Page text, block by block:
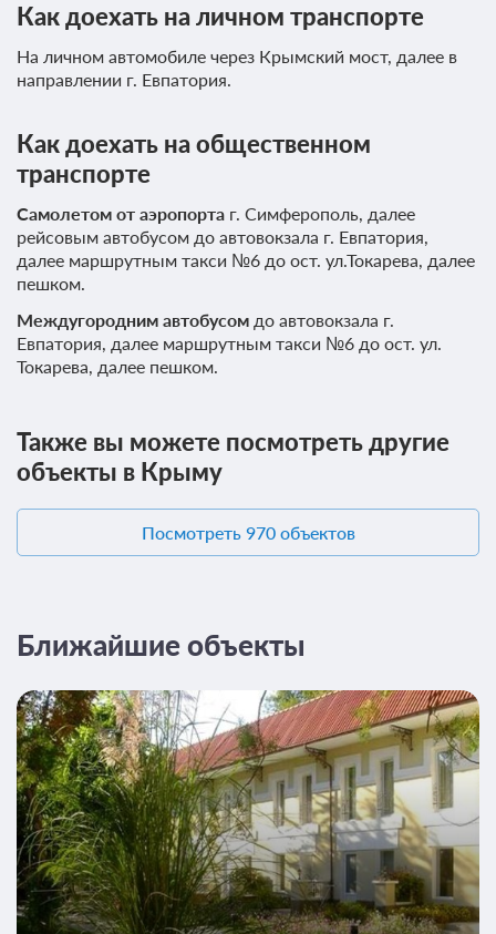
от 8 300
ЗА НОЧЬ ДЛЯ 1 ГОСТЯ
всего 4 предложения
Полулюкс 2-местный
Трехразовое питание (шведский стол)
Забронировать
Как доехать на личном транспорте
На личном автомобиле через Крымский мост, далее в
направлении г. Евпатория.
Как доехать на общественном
транспорте
Самолетом от аэропорта г. Симферополь, далее
рейсовым автобусом до автовокзала г. Евпатория,
далее маршрутным такси №6 до ост. ул.Токарева, далее
пешком.
Междугородним автобусом до автовокзала г.
Евпатория, далее маршрутным такси №6 до ост. ул.
Токарева, далее пешком.
Также вы можете посмотреть другие
объекты в Крыму
Посмотреть 970 объектов
Ближайшие объекты